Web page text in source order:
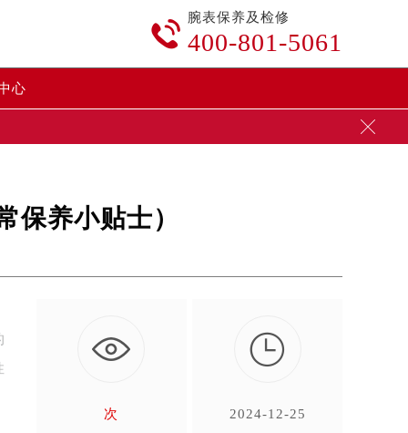

腕表保养及检修
400-801-5061
心

保养小贴士）
次

2024-12-25